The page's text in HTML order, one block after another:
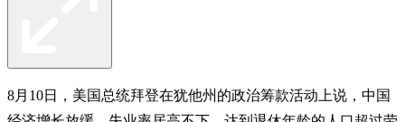
8月10日，美国总统拜登在犹他州的政治筹款活动上说，中国